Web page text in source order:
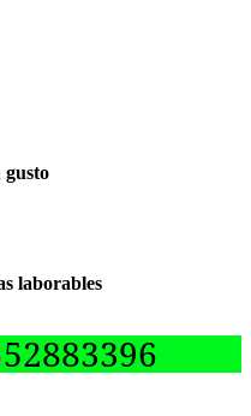
gusto
laborables